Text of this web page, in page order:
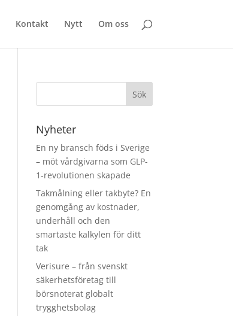
Kontakt Nytt Om oss
Nyheter
En ny bransch föds i Sverige
– möt vårdgivarna som GLP-
1-revolutionen skapade
Takmålning eller takbyte? En
genomgång av kostnader,
underhåll och den
smartaste kalkylen för ditt
tak
Verisure – från svenskt
säkerhetsföretag till
börsnoterat globalt
trygghetsbolag